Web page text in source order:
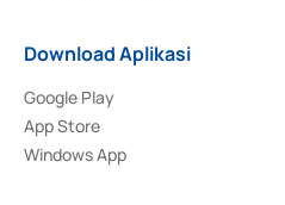
Download Aplikasi
Google Play
App Store
Windows App